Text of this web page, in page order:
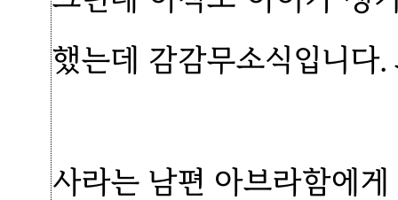
했는데 감감무소식입니다
사라는 남편 아브라함에